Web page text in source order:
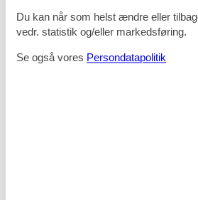
Rabat på entré til byens mange
Aktiviteter for familier med børn i uge 7,
Loungeområder inde og ude med gratis
Du kan når som helst ændre eller
vedr. statistik og/eller markedsføring.
Se også vores Persondatapolitik